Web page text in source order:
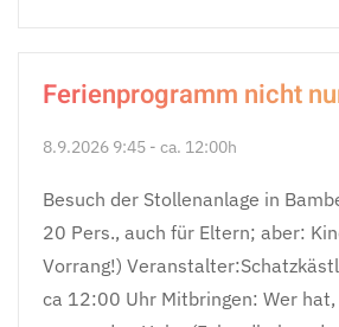
Ferienprogramm nicht
8.9.2026 9:45 - ca. 12:00h
Besuch der Stollenanlage in
20 Pers., auch für Eltern; aber:
Vorrang!)
ca 12:00 Uhr Mitbringen: Wer